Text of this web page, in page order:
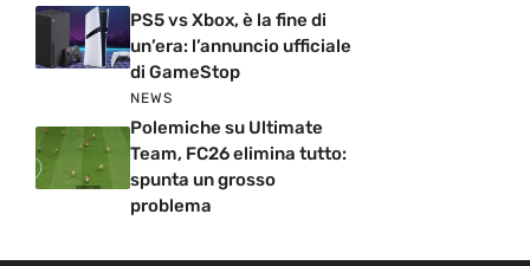
PS5 vs Xbox, è la fine di
un’era: l’annuncio ufficiale
di GameStop
NEWS
Polemiche su Ultimate
Team, FC26 elimina tutto:
spunta un grosso
problema